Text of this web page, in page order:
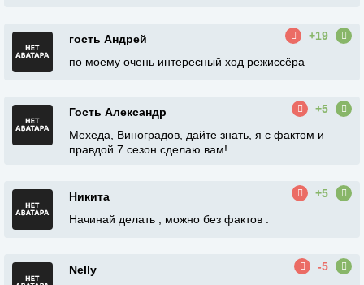
гость Андрей
+19
по моему очень интересный ход режиссёра
Гость Александр
+5
Мехеда, Виноградов, дайте знать, я с фактом и
правдой 7 сезон сделаю вам!
Никита
+5
Начинай делать , можно без фактов .
Nelly
-5